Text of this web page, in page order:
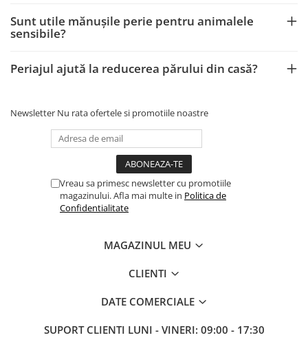
Sunt utile mănușile perie pentru animalele
sensibile?
Periajul ajută la reducerea părului din casă?
Newsletter Nu rata ofertele si promotiile noastre
Vreau sa primesc newsletter cu promotiile
magazinului. Afla mai multe in Politica de
Confidentialitate
MAGAZINUL MEU
CLIENTI
DATE COMERCIALE
SUPORT CLIENTI LUNI - VINERI: 09:00 - 17:30